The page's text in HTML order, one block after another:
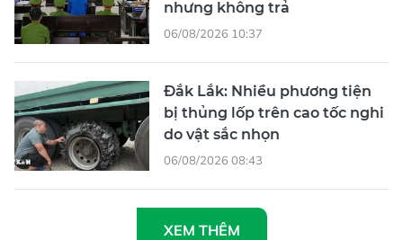
nhưng không trả
06/08/2026 10:37
Đắk Lắk: Nhiều phương tiện
bị thủng lốp trên cao tốc nghi
do vật sắc nhọn
06/08/2026 08:43
XEM THÊM